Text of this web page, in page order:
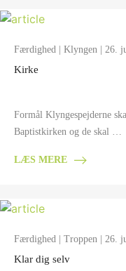
Færdighed Klyngen | 26.
Kirke
Formål Klyngespejderne
Baptistkirken og de skal …
LÆS MERE
Færdighed | Troppen | 26.
Klar dig selv